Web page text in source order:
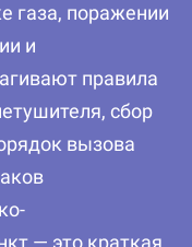
газа, поражении
и
правила
сбор
вызова